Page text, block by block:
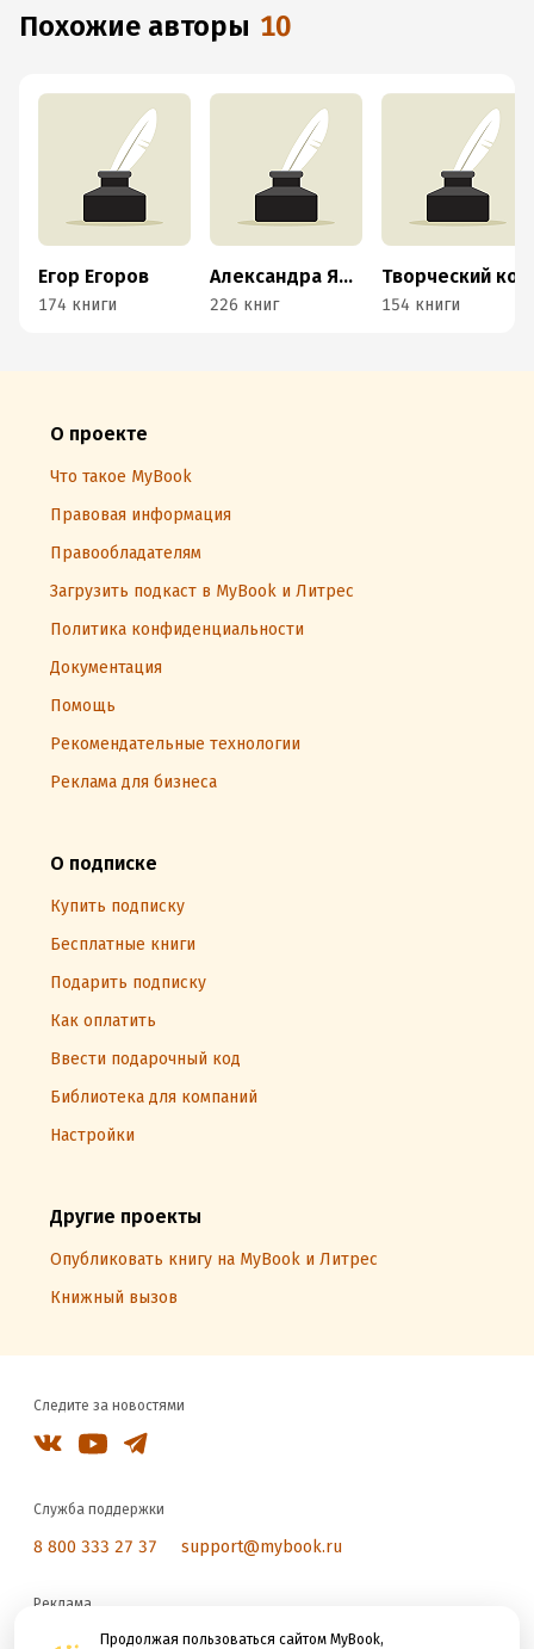
Продолжая пользоваться сайтом MyBook,
Похожие авторы 10
Егор Егоров
174 книги
Александра Яковлева
226 книг 154 книги
О проекте
Что такое MyBook
Правовая информация
Правообладателям
Загрузить подкаст в MyBook и Литрес
Политика конфиденциальности
Документация
Помощь
Рекомендательные технологии
Реклама для бизнеса
О подписке
Купить подписку
Бесплатные книги
Подарить подписку
Как оплатить
Ввести подарочный код
Библиотека для компаний
Настройки
Другие проекты
Опубликовать книгу на MyBook и Литрес
Книжный вызов
Следите за новостями
Служба поддержки
8 800 333 27 37 support@mybook.ru
Реклама
reklama@litres.ru